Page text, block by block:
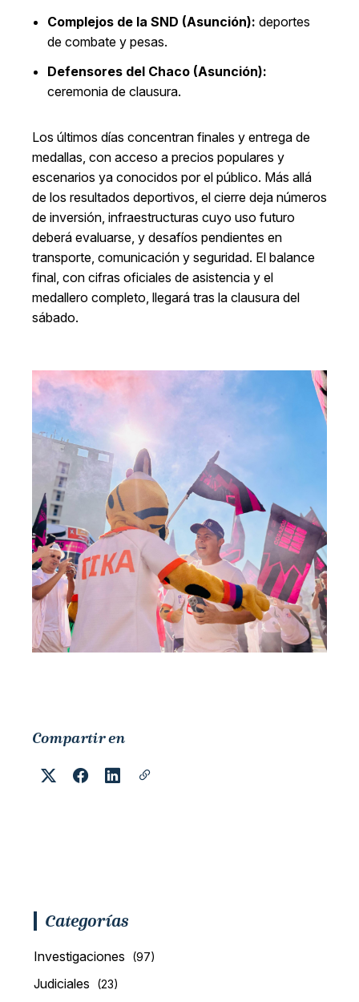
Complejos de la SND (Asunción): deportes
de combate y pesas.
Defensores del Chaco (Asunción):
ceremonia de clausura.
Los últimos días concentran finales y entrega de
medallas, con acceso a precios populares y
escenarios ya conocidos por el público. Más allá
de los resultados deportivos, el cierre deja números
de inversión, infraestructuras cuyo uso futuro
deberá evaluarse, y desafíos pendientes en
transporte, comunicación y seguridad. El balance
final, con cifras oficiales de asistencia y el
medallero completo, llegará tras la clausura del
sábado.
Compartir en
Categorías
Investigaciones (97)
Judiciales (23)